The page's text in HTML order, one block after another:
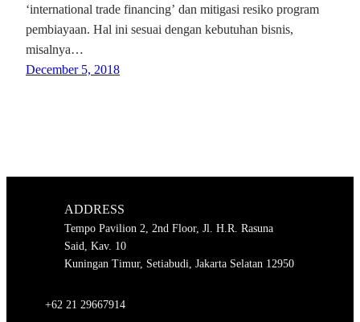
‘international trade financing’ dan mitigasi resiko program
pembiayaan. Hal ini sesuai dengan kebutuhan bisnis,
misalnya…
December 5, 2018
ADDRESS
Tempo Pavilion 2, 2nd Floor, Jl. H.R. Rasuna
Said, Kav. 10
Kuningan Timur, Setiabudi, Jakarta Selatan 12950
+62 21 29667914